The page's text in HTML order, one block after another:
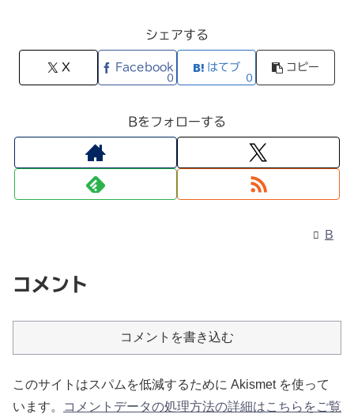
シェアする
X Facebook
0
はてブ
0
コピー
Bをフォローする
B
コメント
コメントを書き込む
このサイトはスパムを低減するために Akismet を使って
います。
コメントデータの処理方法の詳細はこちらをご覧